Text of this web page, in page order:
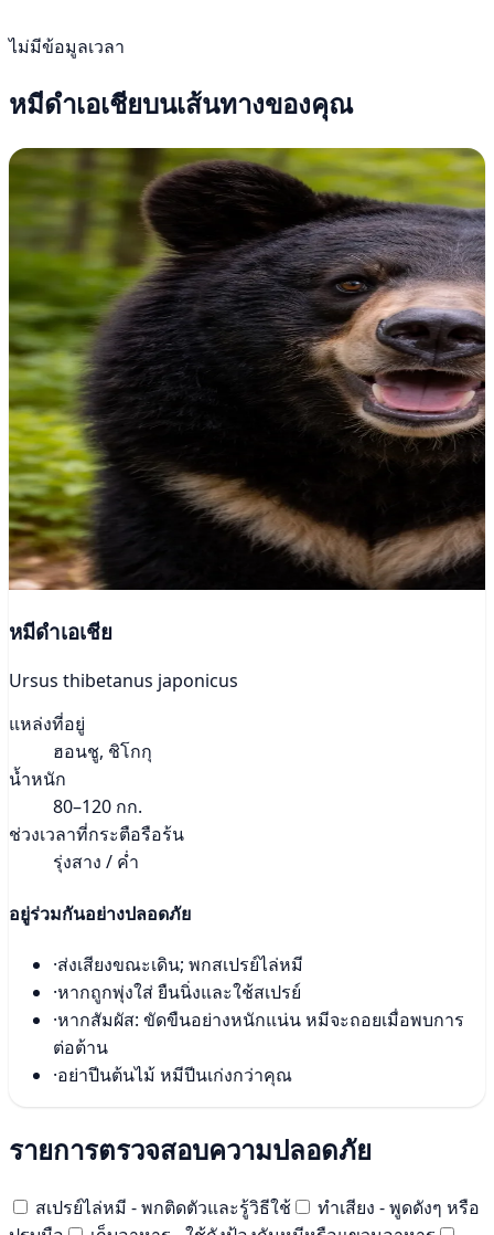
ไม่มีข้อมูลเวลา
หมีดำเอเชียบนเส้นทางของคุณ
หมีดำเอเชีย
Ursus thibetanus japonicus
แหล่งที่อยู่
ฮอนชู, ชิโกกุ
น้ำหนัก
80–120 กก.
ช่วงเวลาที่กระตือรือร้น
รุ่งสาง / ค่ำ
อยู่ร่วมกันอย่างปลอดภัย
·ส่งเสียงขณะเดิน; พกสเปรย์ไล่หมี
·หากถูกพุ่งใส่ ยืนนิ่งและใช้สเปรย์
·หากสัมผัส: ขัดขืนอย่างหนักแน่น หมีจะถอยเมื่อพบการ
ต่อต้าน
·อย่าปีนต้นไม้ หมีปีนเก่งกว่าคุณ
รายการตรวจสอบความปลอดภัย
สเปรย์ไล่หมี - พกติดตัวและรู้วิธีใช้
ทำเสียง - พูดดังๆ หรือ